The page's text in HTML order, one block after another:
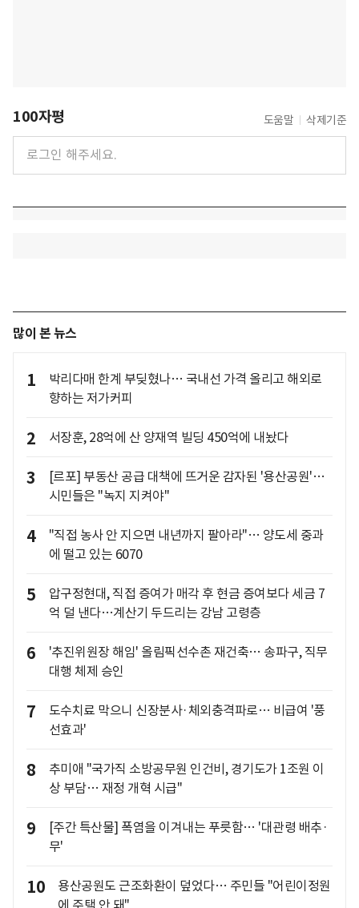
100자평 도움말 삭제기준
많이 본 뉴스
1
박리다매 한계 부딪혔나… 국내선 가격 올리고 해외로
향하는 저가커피
2 서장훈, 28억에 산 양재역 빌딩 450억에 내놨다
3
[르포] 부동산 공급 대책에 뜨거운 감자된 '용산공원'…
시민들은 "녹지 지켜야"
4
"직접 농사 안 지으면 내년까지 팔아라"… 양도세 중과
에 떨고 있는 6070
5
압구정현대, 직접 증여가 매각 후 현금 증여보다 세금 7
억 덜 낸다…계산기 두드리는 강남 고령층
6
'추진위원장 해임' 올림픽선수촌 재건축… 송파구, 직무
대행 체제 승인
7
도수치료 막으니 신장분사·체외충격파로… 비급여 '풍
선효과'
8
추미애 "국가직 소방공무원 인건비, 경기도가 1조원 이
상 부담… 재정 개혁 시급"
9
[주간 특산물] 폭염을 이겨내는 푸릇함… '대관령 배추·
무'
10
용산공원도 근조화환이 덮었다… 주민들 "어린이정원